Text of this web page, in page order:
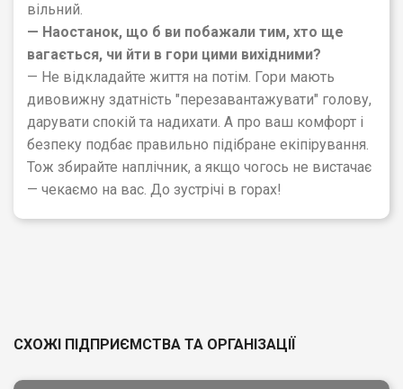
вільний.
— Наостанок, що б ви побажали тим, хто ще
вагається, чи йти в гори цими вихідними?
— Не відкладайте життя на потім. Гори мають
дивовижну здатність "перезавантажувати" голову,
дарувати спокій та надихати. А про ваш комфорт і
безпеку подбає правильно підібране екіпірування.
Тож збирайте наплічник, а якщо чогось не вистачає
— чекаємо на вас. До зустрічі в горах!
СХОЖІ ПІДПРИЄМСТВА ТА ОРГАНІЗАЦІЇ